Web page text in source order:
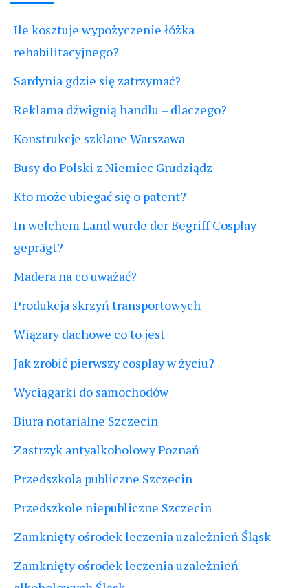
Ile kosztuje wypożyczenie łóżka
rehabilitacyjnego?
Sardynia gdzie się zatrzymać?
Reklama dźwignią handlu – dlaczego?
Konstrukcje szklane Warszawa
Busy do Polski z Niemiec Grudziądz
Kto może ubiegać się o patent?
In welchem Land wurde der Begriff Cosplay
geprägt?
Madera na co uważać?
Produkcja skrzyń transportowych
Wiązary dachowe co to jest
Jak zrobić pierwszy cosplay w życiu?
Wyciągarki do samochodów
Biura notarialne Szczecin
Zastrzyk antyalkoholowy Poznań
Przedszkola publiczne Szczecin
Przedszkole niepubliczne Szczecin
Zamknięty ośrodek leczenia uzależnień Śląsk
Zamknięty ośrodek leczenia uzależnień